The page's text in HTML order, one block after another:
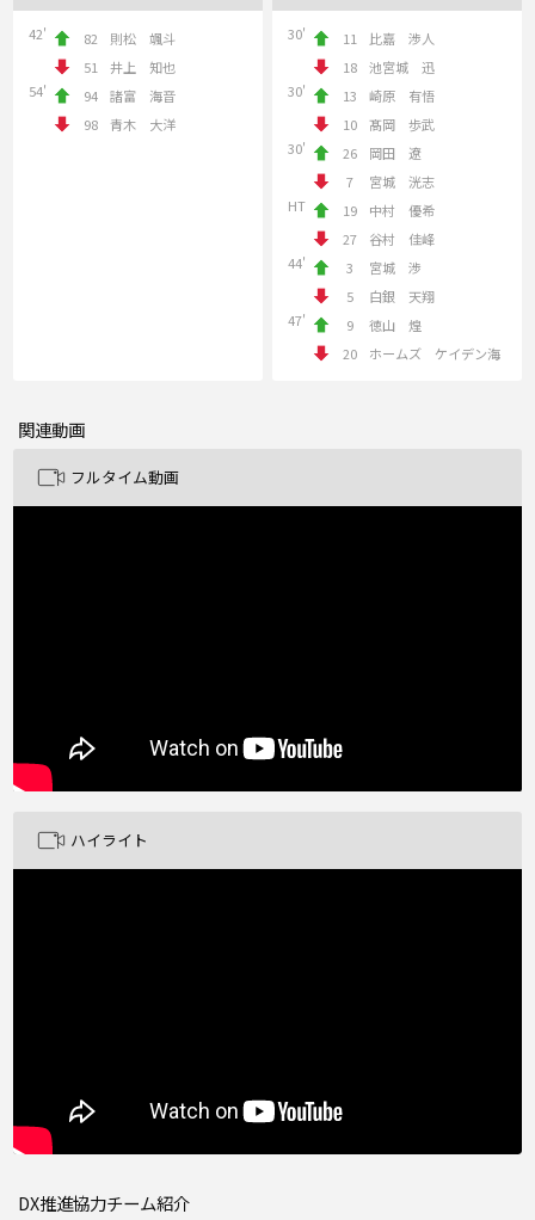
42' 82
則松 颯斗
51
井上 知也
54'
94
諸富 海音
98
青木 大洋
30' 11
比嘉 渉人
18
池宮城 迅
30'
13
崎原 有悟
10
髙岡 歩武
30'
26
岡田 遼
7
宮城 洸志
HT
19
中村 優希
27
谷村 佳峰
44'
3
宮城 渉
5
白銀 天翔
47'
9
徳山 煌
20
ホームズ ケイデン海
関連動画
フルタイム動画
ハイライト
DX推進協力チーム紹介